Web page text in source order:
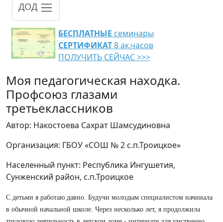
ДОД
БЕСПЛАТНЫЕ семинары
СЕРТИФИКАТ8 ак.часов
ПОЛУЧИТЬ СЕЙЧАС >>>
Моя педагогическая находка.
Профсоюз глазами
третьеклассников
Автор: Накостоева Сахрат Шамсудиновна
Организация: ГБОУ «СОШ № 2 с.п.Троицкое»
Населенный пункт: Республика Ингушетия,
Сунженский район, с.п.Троицкое
С детьми я работаю давно. Будучи молодым специалистом начинала
в обычной начальной школе. Через несколько лет, я продолжила